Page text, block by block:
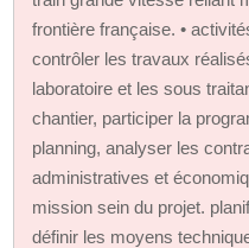
frontière française. •
contrôler les travaux
laboratoire et les sous
chantier, participer la
planning, analyser les
administratives et
mission sein du projet.
définir les moyens